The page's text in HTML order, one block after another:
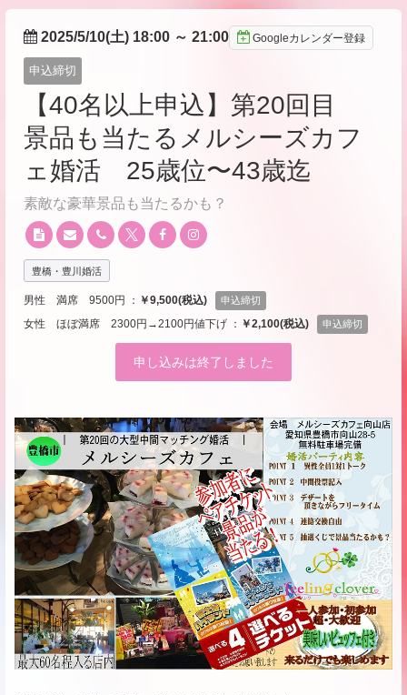
2025/5/10(土) 18:00 ～ 21:00 Googleカレンダー登録
申込締切
【40名以上申込】第20回目
景品も当たるメルシーズカフ
ェ婚活 25歳位〜43歳迄
素敵な豪華景品も当たるかも？
豊橋・豊川婚活
男性 満席 9500円 ： ￥9,500(税込) 申込締切
女性 ほぼ満席 2300円→2100円値下げ ： ￥2,100(税込) 申込締切
申し込みは終了しました